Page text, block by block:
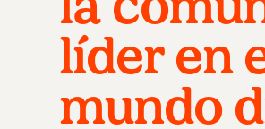
líder en
mundo